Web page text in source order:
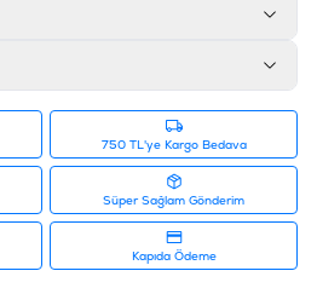
ile bir set oluşturabilirsiniz.
8684438705571
IBZ03
750 TL'ye Kargo Bedava
Süper Sağlam Gönderim
Kapıda Ödeme